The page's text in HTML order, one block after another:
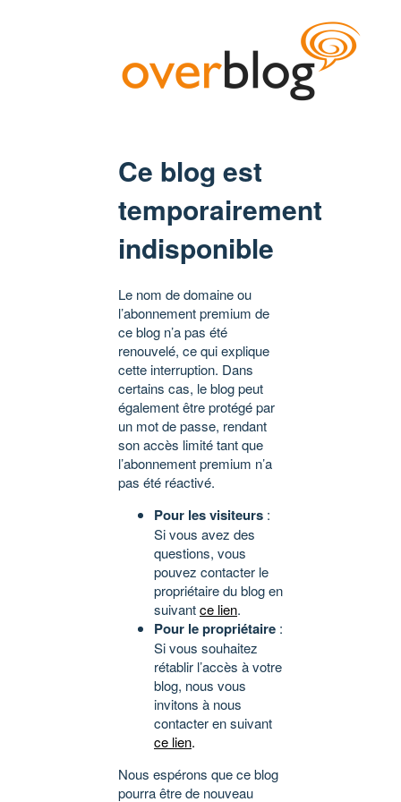
Ce blog est
temporairement
indisponible
Le nom de domaine ou
l’abonnement premium de
ce blog n’a pas été
renouvelé, ce qui explique
cette interruption. Dans
certains cas, le blog peut
également être protégé par
un mot de passe, rendant
son accès limité tant que
l’abonnement premium n’a
pas été réactivé.
Pour les visiteurs :
Si vous avez des
questions, vous
pouvez contacter le
propriétaire du blog en
suivantce lien.
Pour le propriétaire :
Si vous souhaitez
rétablir l’accès à votre
blog, nous vous
invitons à nous
contacter en suivant
ce lien.
Nous espérons que ce blog
pourra être de nouveau